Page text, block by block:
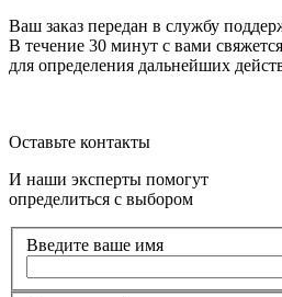
Ваш заказ передан в службу
В течение 30 минут с вами
для определения дальнейших
Оставьте контакты
И наши эксперты помогут
определиться с выбором
Введите ваше имя